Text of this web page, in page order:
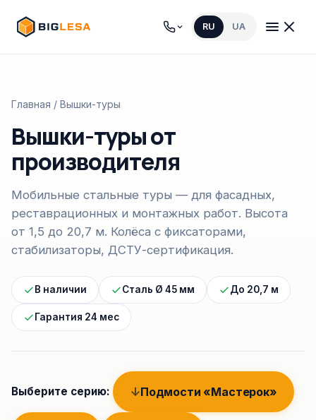
RU UA
Главная / Вышки-туры
Вышки-туры от
производителя
Мобильные стальные туры — для фасадных,
реставрационных и монтажных работ. Высота
от 1,5 до 20,7 м. Колёса с фиксаторами,
стабилизаторы, ДСТУ-сертификация.
В наличии Сталь Ø 45 мм До 20,7 м
Гарантия 24 мес
Выберите серию: Подмости «Мастерок»